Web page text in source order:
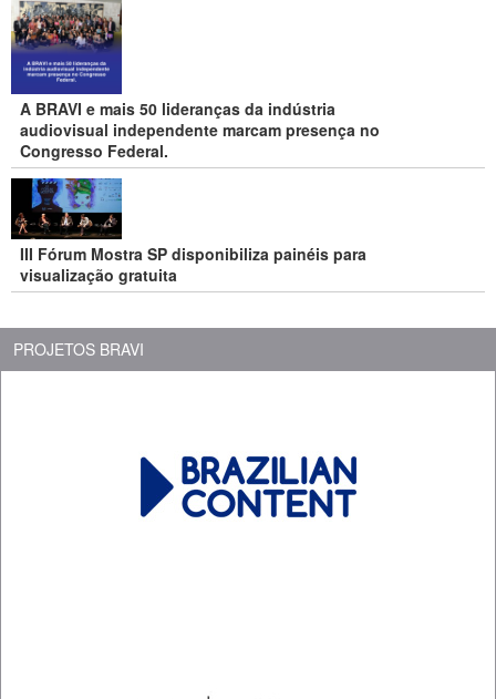
A BRAVI e mais 50 lideranças da indústria
audiovisual independente marcam presença no
Congresso Federal.
III Fórum Mostra SP disponibiliza painéis para
visualização gratuita
PROJETOS BRAVI